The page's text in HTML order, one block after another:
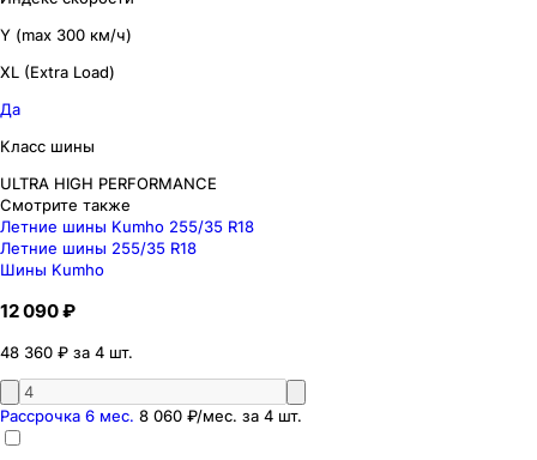
Y (max 300 км/ч)
XL (Extra Load)
Да
Класс шины
ULTRA HIGH PERFORMANCE
Смотрите также
Летние шины Kumho 255/35 R18
Летние шины 255/35 R18
Шины Kumho
12 090 ₽
48 360 ₽ за 4 шт.
Рассрочка 6 мес. 8 060 ₽/мес. за 4 шт.